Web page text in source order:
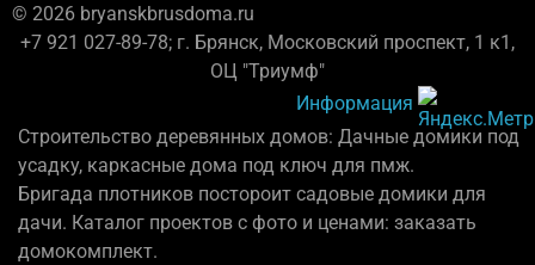
© 2026 bryanskbrusdoma.ru
+7 921 027-89-78; г. Брянск, Московский проспект, 1 к1,
ОЦ "Триумф"
Информация
Строительство деревянных домов: Дачные домики под
усадку, каркасные дома под ключ для пмж.
Бригада плотников постороит садовые домики для
дачи. Каталог проектов с фото и ценами: заказать
домокомплект.